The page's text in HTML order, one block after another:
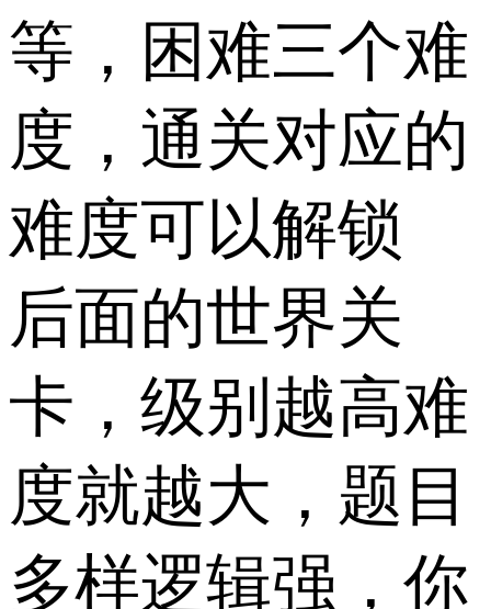
等，困难三个难
度，通关对应的
难度可以解锁
后面的世界关
卡，级别越高难
度就越大，题目
多样逻辑强，你